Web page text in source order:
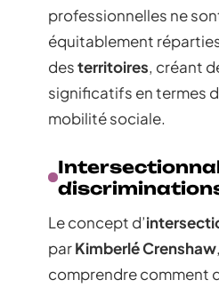
professionnelles ne
équitablement
desterritoires, créant
significatifs en termes
mobilité sociale.
Le concept d’
parKimberlé Crenshaw
comprendre comment